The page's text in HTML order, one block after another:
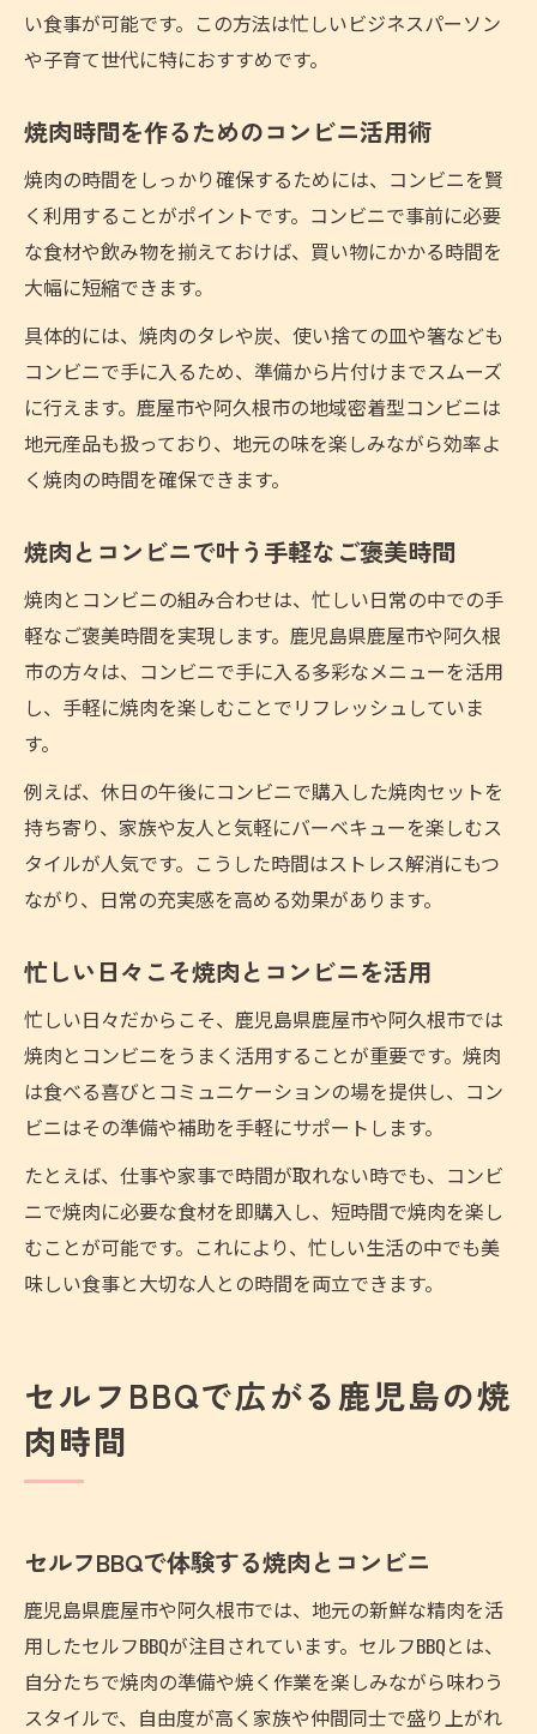
い食事が可能です。この方法は忙しいビジネスパーソン
や子育て世代に特におすすめです。
焼肉時間を作るためのコンビニ活用術
焼肉の時間をしっかり確保するためには、コンビニを賢
く利用することがポイントです。コンビニで事前に必要
な食材や飲み物を揃えておけば、買い物にかかる時間を
大幅に短縮できます。
具体的には、焼肉のタレや炭、使い捨ての皿や箸なども
コンビニで手に入るため、準備から片付けまでスムーズ
に行えます。鹿屋市や阿久根市の地域密着型コンビニは
地元産品も扱っており、地元の味を楽しみながら効率よ
く焼肉の時間を確保できます。
焼肉とコンビニで叶う手軽なご褒美時間
焼肉とコンビニの組み合わせは、忙しい日常の中での手
軽なご褒美時間を実現します。鹿児島県鹿屋市や阿久根
市の方々は、コンビニで手に入る多彩なメニューを活用
し、手軽に焼肉を楽しむことでリフレッシュしていま
す。
例えば、休日の午後にコンビニで購入した焼肉セットを
持ち寄り、家族や友人と気軽にバーベキューを楽しむス
タイルが人気です。こうした時間はストレス解消にもつ
ながり、日常の充実感を高める効果があります。
忙しい日々こそ焼肉とコンビニを活用
忙しい日々だからこそ、鹿児島県鹿屋市や阿久根市では
焼肉とコンビニをうまく活用することが重要です。焼肉
は食べる喜びとコミュニケーションの場を提供し、コン
ビニはその準備や補助を手軽にサポートします。
たとえば、仕事や家事で時間が取れない時でも、コンビ
ニで焼肉に必要な食材を即購入し、短時間で焼肉を楽し
むことが可能です。これにより、忙しい生活の中でも美
味しい食事と大切な人との時間を両立できます。
セルフBBQで広がる鹿児島の焼
肉時間
セルフBBQで体験する焼肉とコンビニ
鹿児島県鹿屋市や阿久根市では、地元の新鮮な精肉を活
用したセルフBBQが注目されています。セルフBBQとは、
自分たちで焼肉の準備や焼く作業を楽しみながら味わう
スタイルで、自由度が高く家族や仲間同士で盛り上がれ